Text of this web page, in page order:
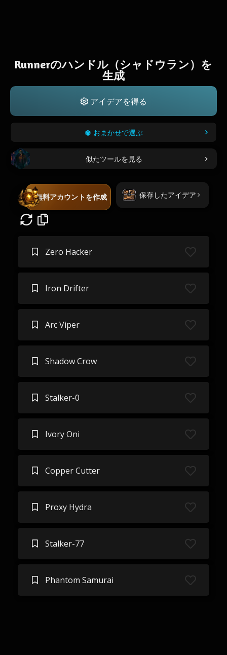
Runnerのハンドル（シャドウラン）を
生成
アイデアを得る
おまかせで選ぶ
似たツールを見る
無料アカウントを作成 保存したアイデア
Zero Hacker
Iron Drifter
Arc Viper
Shadow Crow
Stalker-0
Ivory Oni
Copper Cutter
Proxy Hydra
Stalker-77
Phantom Samurai